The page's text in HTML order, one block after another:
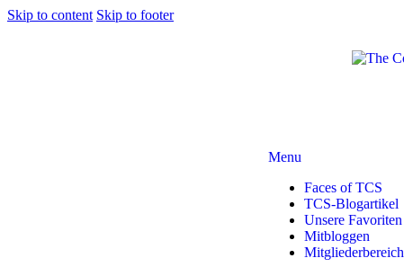
Skip to content Skip to footer
Menu
Faces of TCS
TCS-Blogartikel
Unsere Favoriten
Mitbloggen
Mitgliederbereich